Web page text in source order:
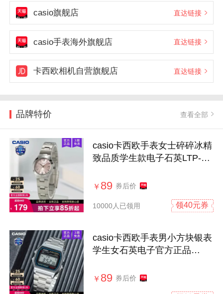
casio旗舰店 直达链接
casio手表海外旗舰店 直达链接
卡西欧相机自营旗舰店 直达链接
品牌特价 查看全部
casio卡西欧手表女士碎碎冰精
致品质学生款电子石英LTP-
￥ 89 券后价
10000人已领用 领40元券
casio卡西欧手表男小方块银表
学生女石英电子官方正品
￥ 89 券后价